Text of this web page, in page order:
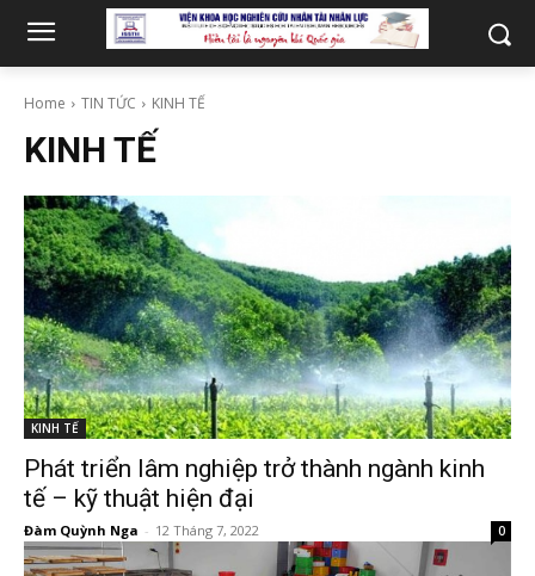
Home TIN TỨC KINH TẾ
KINH TẾ
KINH TẾ
Phát triển lâm nghiệp trở thành ngành kinh
tế – kỹ thuật hiện đại
Đàm Quỳnh Nga - 12 Tháng 7, 2022 0